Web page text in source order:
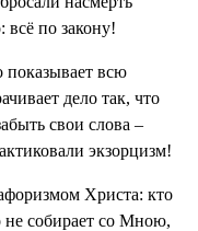
по закону!
показывает всю
дело так, что
свои слова –
экзорцизм!
Христа: кто
собирает со Мною,